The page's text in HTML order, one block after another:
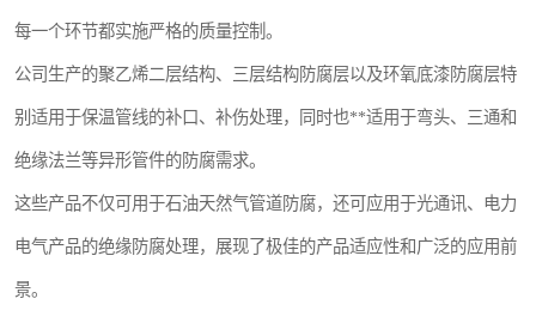
每一个环节都实施严格的质量控制。
公司生产的聚乙烯二层结构、三层结构防腐层以及环氧底漆防腐层特
别适用于保温管线的补口、补伤处理，同时也**适用于弯头、三通和
绝缘法兰等异形管件的防腐需求。
这些产品不仅可用于石油天然气管道防腐，还可应用于光通讯、电力
电气产品的绝缘防腐处理，展现了极佳的产品适应性和广泛的应用前
景。